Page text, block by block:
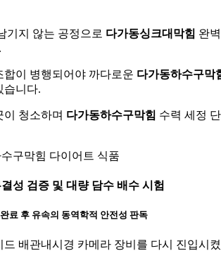
기지 않는 공정으로 다가동싱크대막힘 완벽
이 병행되어야 까다로운 다가동하수구막
습니다.
청소하며 다가동하수구막힘 수력 세정
구막힘 다이어트 식품
성 검증 및 대량 담수 배수 시험
료 후 유속의 동역학적 안전성 판독
배관내시경 카메라 장비를 다시 진입시